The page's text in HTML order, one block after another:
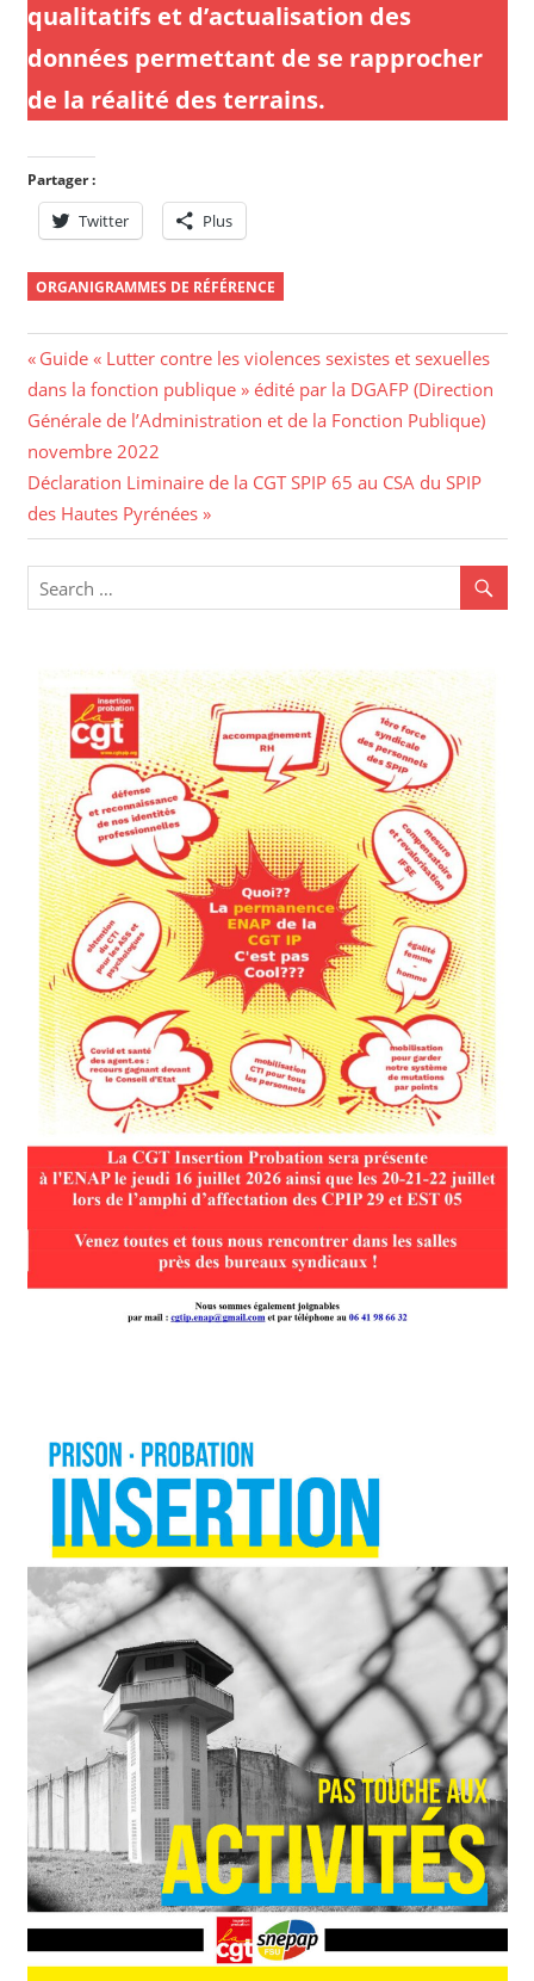
qualitatifs et d’actualisation des
données permettant de se rapprocher
de la réalité des terrains.
Partager :
Twitter Plus
ORGANIGRAMMES DE RÉFÉRENCE
Navigation
de
l’article
Previous
Post:
Guide « Lutter contre les violences sexistes et sexuelles
dans la fonction publique » édité par la DGAFP (Direction
Générale de l’Administration et de la Fonction Publique)
novembre 2022
Next
Post:
Déclaration Liminaire de la CGT SPIP 65 au CSA du SPIP
des Hautes Pyrénées